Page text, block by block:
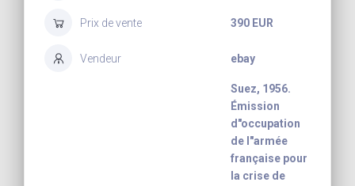
Prix de vente 390 EUR
Vendeur ebay
Suez, 1956.
Émission
d"occupation
de l"armée
française pour
la crise de